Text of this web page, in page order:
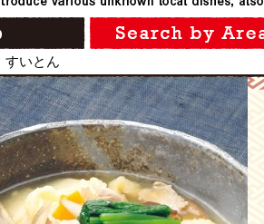
すいとん